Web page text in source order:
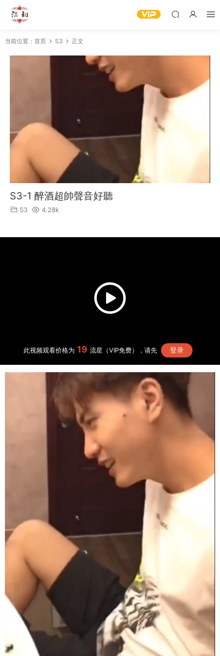
当前位置： 首页 S3 正文
S3-1 醉酒超帥聲音好聽
S3 4.28k
此视频观看价格为 19 流星（VIP免费），请先 登录